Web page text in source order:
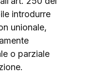
introdurre
unionale,
o parziale